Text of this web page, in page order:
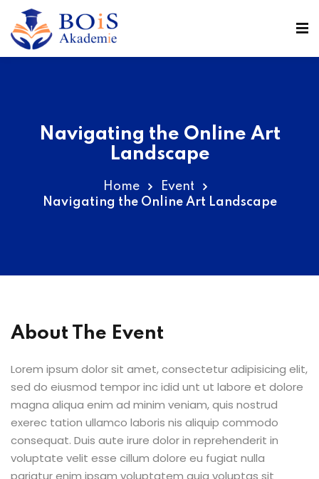
Navigating the Online Art
Landscape
Home
Event
Navigating the Online Art Landscape
About The Event
Lorem ipsum dolor sit amet, consectetur adipisicing elit,
sed do eiusmod tempor inc idid unt ut labore et dolore
magna aliqua enim ad minim veniam, quis nostrud
exerec tation ullamco laboris nis aliquip commodo
consequat. Duis aute irure dolor in reprehenderit in
voluptate velit esse cillum dolore eu fugiat nulla
pariatur enim ipsam voluptatem quia voluptas sit